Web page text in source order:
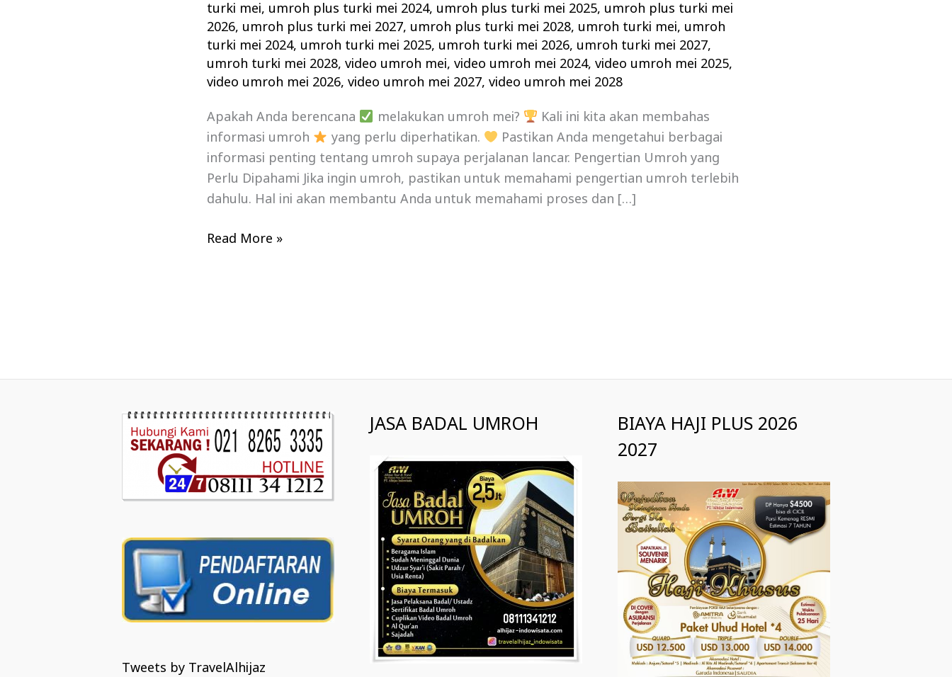
turki mei, umroh plus turki mei 2024, umroh plus turki mei 2025, umroh plus turki mei
2026, umroh plus turki mei 2027, umroh plus turki mei 2028, umroh turki mei, umroh
turki mei 2024, umroh turki mei 2025, umroh turki mei 2026, umroh turki mei 2027,
umroh turki mei 2028,video umroh mei,video umroh mei 2024,video umroh mei 2025,
video umroh mei 2026,video umroh mei 2027,video umroh mei 2028
Apakah Anda berencana melakukan umroh mei?
Kali ini kita akan membahas
informasi umroh
yang perlu diperhatikan.
Pastikan Anda mengetahui berbagai
informasi penting tentang umroh supaya perjalanan lancar. Pengertian Umroh yang
Perlu Dipahami Jika ingin umroh, pastikan untuk memahami pengertian umroh terlebih
dahulu. Hal ini akan membantu Anda untuk memahami proses dan […]
Read More »
Tweets by TravelAlhijaz
JASA BADAL UMROH
BIAYA HAJI PLUS 2026
2027